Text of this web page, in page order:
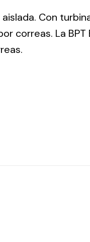
Con
correas. La